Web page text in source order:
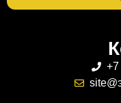
+7